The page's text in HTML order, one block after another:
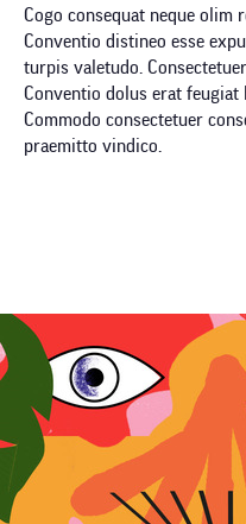
Cogo consequat neque olim
Conventio distineo esse
turpis valetudo.
Conventio dolus erat feugiat
Commodo consectetuer
praemitto vindico.